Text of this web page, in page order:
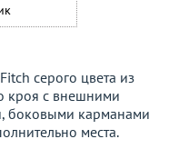
серого цвета из
кроя с внешними
боковыми карманами
места.